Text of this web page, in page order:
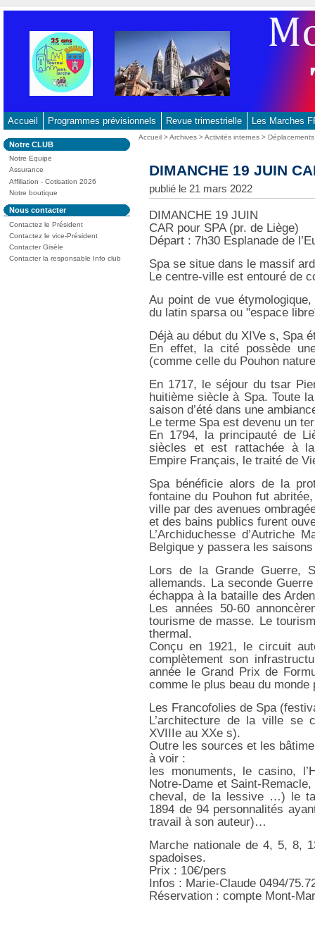
contenu
principal
-
Aller
à
la
recherche
Accueil Programmes prévisionnels Revue trimestrielle Les Marches
Dans
la
rubrique
:
Notre CLUB
Notre Equipe
Assurance
Affiliation - Cotisation 2026
Notre boutique
Dans
la
rubrique
:
Nous contacter
Contactez le Président
Contactez le vice-Président
Contacter Gisèle
Contacter la responsable Info club
Vous
Accueil >Archives >Activités internes >
DIMANCHE 19 JUIN
publié le 21 mars 2022
DIMANCHE 19 JUIN
CAR pour SPA (pr. de Liège)
Départ : 7h30 Esplanade de
Spa se situe dans le massif
Le centre-ville est entouré de
Au point de vue
du latin sparsa ou "espace
Déjà au début du XIVe s, Spa
En effet, la cité possède
(comme celle du Pouhon
En 1717, le séjour du tsar
huitième siècle à Spa. Toute
saison d’été dans une
Le terme Spa est devenu un
En 1794, la principauté de
siècles et est rattachée à la
Empire Français, le traité de
Spa bénéficie alors de la
fontaine du Pouhon fut
ville par des avenues
et des bains publics furent
L’Archiduchesse d’Autriche
Belgique y passera les
Lors de la Grande Guerre,
allemands. La seconde
échappa à la bataille des
Les années 50-60
tourisme de masse. Le
thermal.
Conçu en 1921, le circuit
complètement son
année le Grand Prix de
comme le plus beau du
Les Francofolies de Spa
L’architecture de la ville se
XVIIIe au XXe s).
Outre les sources et les
à voir :
les monuments, le casino,
Notre-Dame et Saint-
cheval, de la lessive …) le
1894 de 94 personnalités
travail à son auteur)…
Marche nationale de 4, 5, 8,
spadoises.
Prix : 10€/pers
Infos : Marie-Claude 0494/
Réservation : compte Mont-